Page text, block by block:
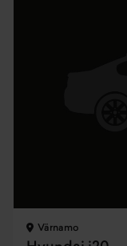
Värnamo